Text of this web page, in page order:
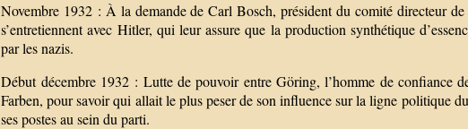
Novembre 1932 : À la demande de Carl Bosch, président du comité directeur
s’entretiennent avec Hitler, qui leur assure que la production synthétique
par les nazis.
Début décembre 1932 : Lutte de pouvoir entre Göring, l’homme de confiance
Farben, pour savoir qui allait le plus peser de son influence sur la ligne politique
ses postes au sein du parti.